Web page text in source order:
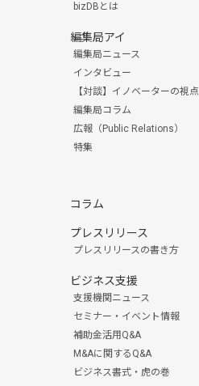
bizDBとは
編集局アイ
編集局ニュース
インタビュー
【対談】イノベーターの視点
編集局コラム
広報（Public Relations）
特集
コラム
プレスリリース
プレスリリースの書き方
ビジネス支援
支援機関ニュース
セミナー・イベント情報
補助金活用Q&A
M&Aに関するQ&A
ビジネス書式・虎の巻